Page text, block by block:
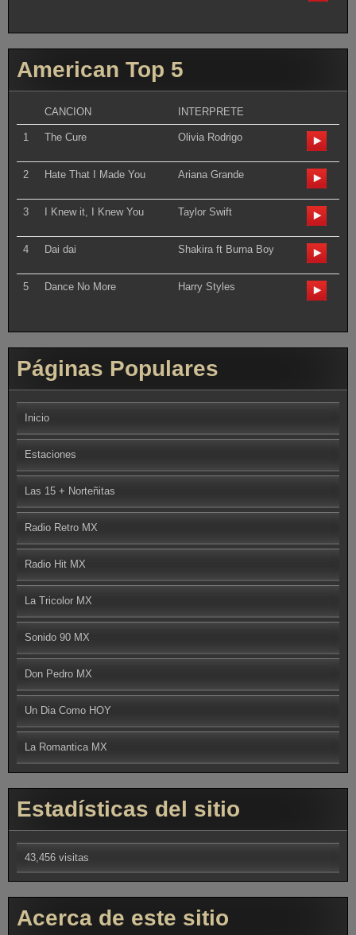
American Top 5
CANCION INTERPRETE
1 The Cure Olivia Rodrigo
2 Hate That I Made You Ariana Grande
3 I Knew it, I Knew You Taylor Swift
4 Dai dai Shakira ft Burna Boy
5 Dance No More Harry Styles
Páginas Populares
Inicio
Estaciones
Las 15 + Norteñitas
Radio Retro MX
Radio Hit MX
La Tricolor MX
Sonido 90 MX
Don Pedro MX
Un Dia Como HOY
La Romantica MX
Estadísticas del sitio
43,456 visitas
Acerca de este sitio